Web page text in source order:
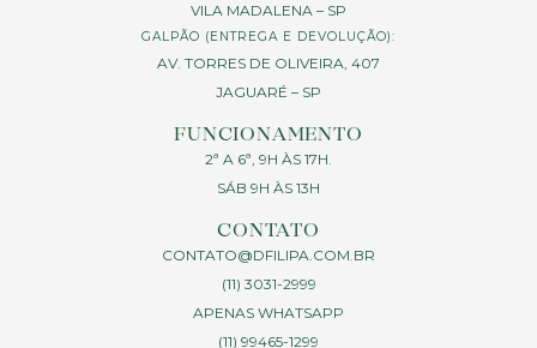
VILA MADALENA – SP
GALPÃO (ENTREGA E DEVOLUÇÃO):
AV. TORRES DE OLIVEIRA, 407
JAGUARÉ – SP
FUNCIONAMENTO
2ª A 6ª, 9H ÀS 17H.
SÁB 9H ÀS 13H
CONTATO
CONTATO@DFILIPA.COM.BR
(11) 3031-2999
APENAS WHATSAPP
(11) 99465-1299